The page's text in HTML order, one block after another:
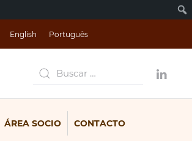
English Português
ÁREA SOCIO CONTACTO